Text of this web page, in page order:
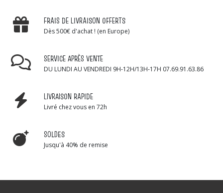
FRAIS DE LIVRAISON OFFERTS
Dès 500€ d'achat ! (en Europe)
SERVICE APRÈS VENTE
DU LUNDI AU VENDREDI 9H-12H/13H-17H 07.69.91.63.86
LIVRAISON RAPIDE
Livré chez vous en 72h
SOLDES
Jusqu'à 40% de remise